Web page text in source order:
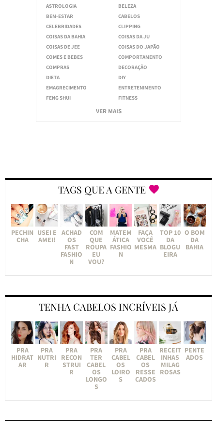
ASTROLOGIA
BELEZA
BEM-ESTAR
CABELOS
CELEBRIDADES
CLIPPING
COISAS DA BAHIA
COISAS DA JU
COISAS DE JEE
COISAS DO JAPÃO
COMES E BEBES
COMPORTAMENTO
COMPRAS
DECORAÇÃO
DIETA
DIY
EMAGRECIMENTO
ENTRETENIMENTO
FENG SHUI
FITNESS
VER MAIS
TAGS QUE A GENTE
PECHIN
CHA
USEI E
AMEI!
ACHAD
OS
FAST
FASHIO
N
COM
QUE
ROUPA
EU
VOU?
MATEM
ÁTICA
FASHIO
N
FAÇA
VOCÊ
MESMA
TOP 10
DA
BLOGU
EIRA
O BOM
DA
BAHIA
TENHA CABELOS INCRÍVEIS JÁ
PRA
HIDRAT
AR
PRA
NUTRI
R
PRA
RECON
STRUI
R
PRA
TER
CABEL
OS
LONGO
S
PRA
CABEL
OS
LOIRO
S
PRA
CABEL
OS
RESSE
CADOS
RECEIT
INHAS
MILAG
ROSAS
PENTE
ADOS